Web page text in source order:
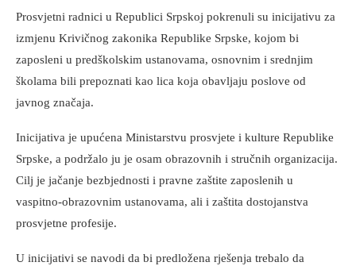
Prosvjetni radnici u Republici Srpskoj pokrenuli su inicijativu za
izmjenu Krivičnog zakonika Republike Srpske, kojom bi
zaposleni u predškolskim ustanovama, osnovnim i srednjim
školama bili prepoznati kao lica koja obavljaju poslove od
javnog značaja.
Inicijativa je upućena Ministarstvu prosvjete i kulture Republike
Srpske, a podržalo ju je osam obrazovnih i stručnih organizacija.
Cilj je jačanje bezbjednosti i pravne zaštite zaposlenih u
vaspitno-obrazovnim ustanovama, ali i zaštita dostojanstva
prosvjetne profesije.
U inicijativi se navodi da bi predložena rješenja trebalo da